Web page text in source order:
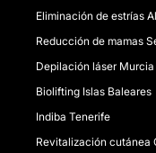
Eliminación de estrías
Reducción de mamas
Depilación láser Murcia
Biolifting Islas Baleares
Indiba Tenerife
Revitalización cutánea